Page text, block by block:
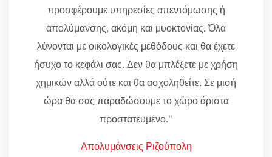
προσφέρουμε υπηρεσίες απεντόμωσης ή
απολύμανσης, ακόμη και μυοκτονίας. Όλα
λύνονται με οικολογικές μεθόδους και θα έχετε
ήσυχο το κεφάλι σας. Δεν θα μπλέξετε με χρήση
χημικών αλλά ούτε και θα ασχοληθείτε. Σε μισή
ώρα θα σας παραδώσουμε το χώρο άριστα
προστατευμένο."
Απολυμάνσεις Ριζούπολη